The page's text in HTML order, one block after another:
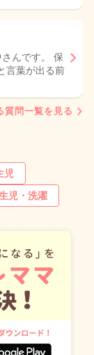
んです。 保
言葉が出る前
質問一覧を見る
児
児・洗濯